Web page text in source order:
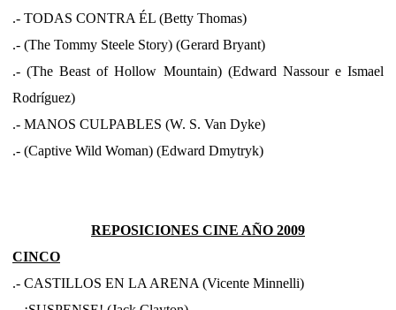
.- TODAS CONTRA ÉL (Betty Thomas)
.- (The Tommy Steele Story) (Gerard Bryant)
.- (The Beast of Hollow Mountain) (Edward Nassour e Ismael
Rodríguez)
.- MANOS CULPABLES (W. S. Van Dyke)
.- (Captive Wild Woman) (Edward Dmytryk)
REPOSICIONES CINE AÑO 2009
CINCO
.- CASTILLOS EN LA ARENA (Vicente Minnelli)